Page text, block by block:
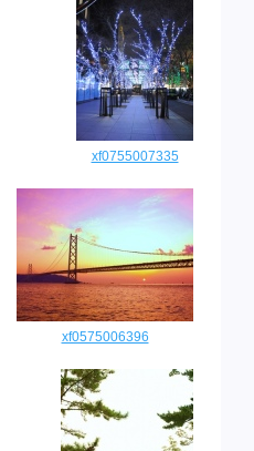
xf0755007335
xf0575006396